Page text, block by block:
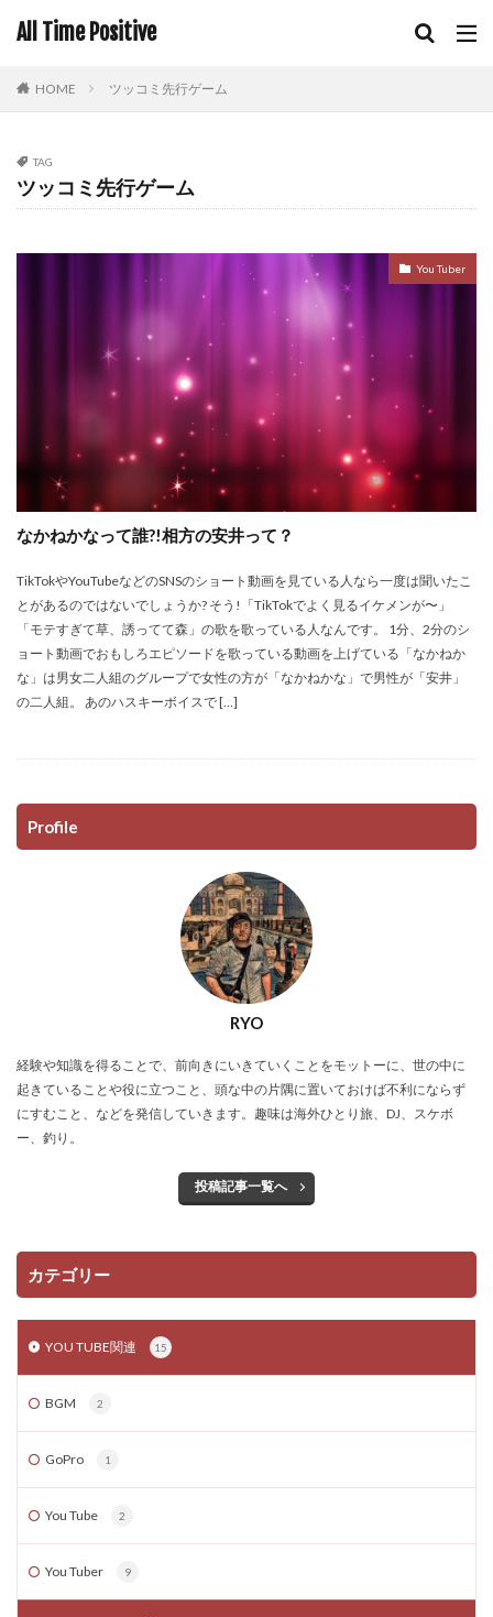
All Time Positive
HOME ツッコミ先行ゲーム
TAG
ツッコミ先行ゲーム
You Tuber
なかねかなって誰?!相方の安井って？
TikTokやYouTubeなどのSNSのショート動画を見ている人なら一度は聞いたこ
とがあるのではないでしょうか? そう!「TikTokでよく見るイケメンが〜」
「モテすぎて草、誘ってて森」の歌を歌っている人なんです。 1分、2分のシ
ョート動画でおもしろエピソードを歌っている動画を上げている「なかねか
な」は男女二人組のグループで女性の方が「なかねかな」で男性が「安井」
の二人組。 あのハスキーボイスで […]
Profile
RYO
経験や知識を得ることで、前向きにいきていくことをモットーに、世の中に
起きていることや役に立つこと、頭な中の片隅に置いておけば不利にならず
にすむこと、などを発信していきます。趣味は海外ひとり旅、DJ、スケボ
ー、釣り。
投稿記事一覧へ
カテゴリー
YOU TUBE関連 15
BGM 2
GoPro 1
You Tube 2
You Tuber 9